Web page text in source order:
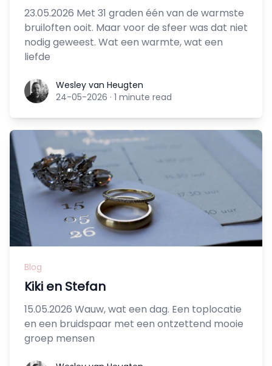
23.05.2026 Met 31 graden één van de warmste
bruiloften ooit. Maar voor de sfeer was dat niet
nodig geweest. Wat een warmte, wat een
liefde
Wesley van Heugten
Wesley van Heugten
24-05-2026 · 1 minute read
Blog
Kiki en Stefan
15.05.2026 Wauw, wat een dag. Een toplocatie
en een bruidspaar met een ontzettend mooie
groep mensen